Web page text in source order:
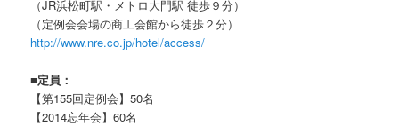
（JR浜松町駅・メトロ大門駅 徒歩９分）
（定例会会場の商工会館から徒歩２分）
http://www.nre.co.jp/hotel/access/
■定員：
【第155回定例会】50名
【2014忘年会】60名